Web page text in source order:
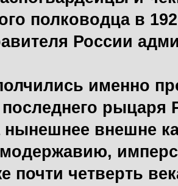
полководца в
России
именно
последнего рыцаря
нынешнее внешне
почти четверть